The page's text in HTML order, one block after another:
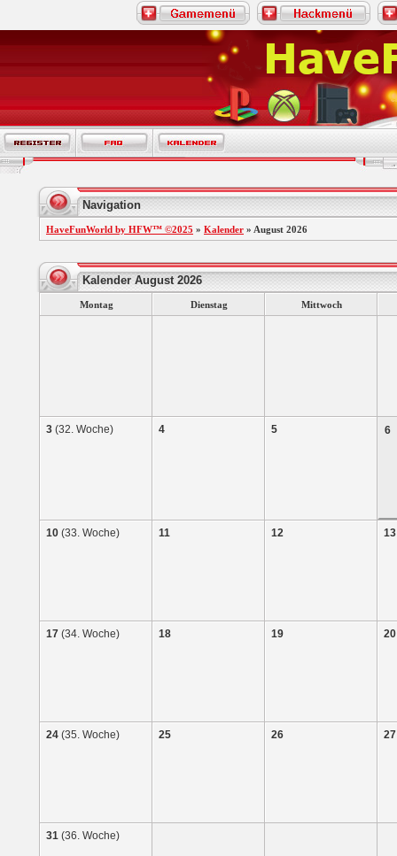
Navigation
HaveFunWorld by HFW™ ©2025 » Kalender » August 2026
Kalender August 2026
Montag Dienstag Mittwoch
3 (32. Woche) 4 5 6
10 (33. Woche) 11 12 13
17 (34. Woche) 18 19 20
24 (35. Woche) 25 26 27
31 (36. Woche)